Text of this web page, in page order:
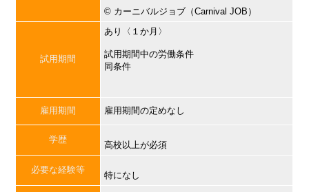
©︎ カーニバルジョブ（Carnival JOB）
試用期間
あり〈１か月〉
試用期間中の労働条件
同条件
雇用期間 雇用期間の定めなし
学歴
高校以上が必須
必要な経験等
特になし